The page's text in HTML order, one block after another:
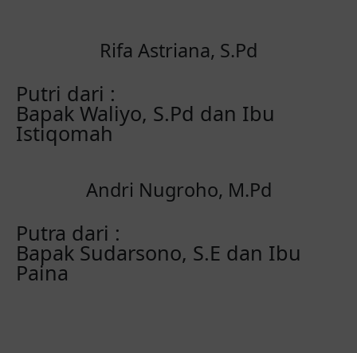
Rifa Astriana, S.Pd
Putri dari :
Bapak Waliyo, S.Pd dan Ibu
Istiqomah
Andri Nugroho, M.Pd
Putra dari :
Bapak Sudarsono, S.E dan Ibu
Paina